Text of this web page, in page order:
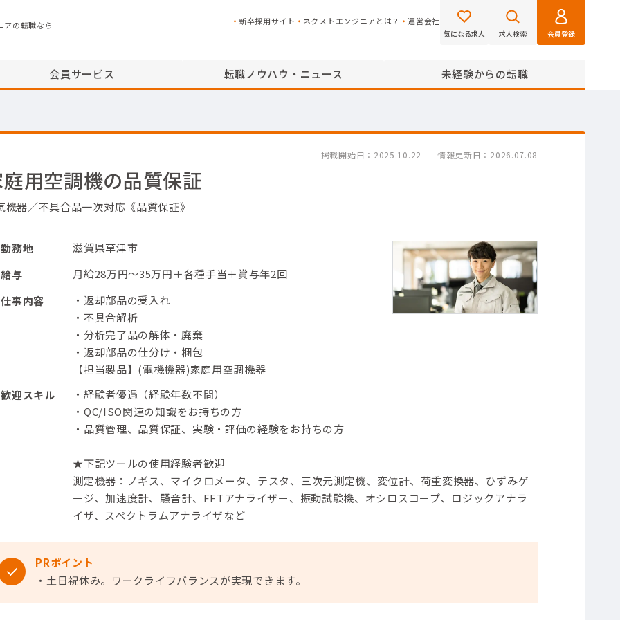
アの転職なら 新卒採用サイト ネクストエンジニアとは？ 運営会社
気になる求人 求人検索 会員登録
会員サービス 転職ノウハウ・ニュース 未経験からの転職
掲載開始日 2025.10.22 情報更新日 2026.07.08
用空調機の品質保証
機器／不具合品一次対応《品質保証》
勤務地
滋賀県草津市
給与
月給28万円～35万円＋各種手当＋賞与年2回
仕事内容
・返却部品の受入れ
・不具合解析
・分析完了品の解体・廃棄
・返却部品の仕分け・梱包
【担当製品】(電機機器)家庭用空調機器
歓迎スキル
・経験者優遇（経験年数不問）
・QC/ISO関連の知識をお持ちの方
・品質管理、品質保証、実験・評価の経験をお持ちの方
★下記ツールの使用経験者歓迎
測定機器：ノギス、マイクロメータ、テスタ、三次元測定機、変位計、荷重変換器、ひずみゲ
ージ、加速度計、騒音計、FFTアナライザー、振動試験機、オシロスコープ、ロジックアナラ
イザ、スペクトラムアナライザなど
PRポイント
・土日祝休み。ワークライフバランスが実現できます。